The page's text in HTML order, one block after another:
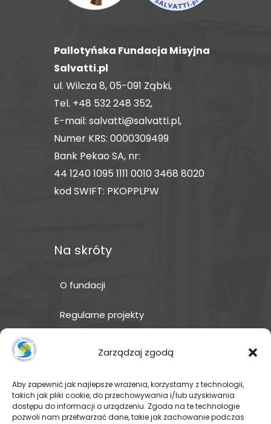
Zarządzaj zgodą
Aby zapewnić jak najlepsze wrażenia, korzystamy z technologii,
takich jak pliki cookie, do przechowywania i/lub uzyskiwania
dostępu do informacji o urządzeniu. Zgoda na te technologie
pozwoli nam przetwarzać dane, takie jak zachowanie podczas
Pallotyńska Fundacja Misyjna
Salvatti.pl
ul. Wilcza 8, 05-091 Ząbki,
Tel. +48 532 248 352,
E-mail: salvatti@salvatti.pl,
Numer KRS: 0000309499
Bank Pekao SA, nr:
44 1240 1095 1111 0010 3468 8020
kod SWIFT: PKOPPLPW
Na skróty
O fundacji
Regularne projekty
Wspomóż teraz – przekaż
darowiznę